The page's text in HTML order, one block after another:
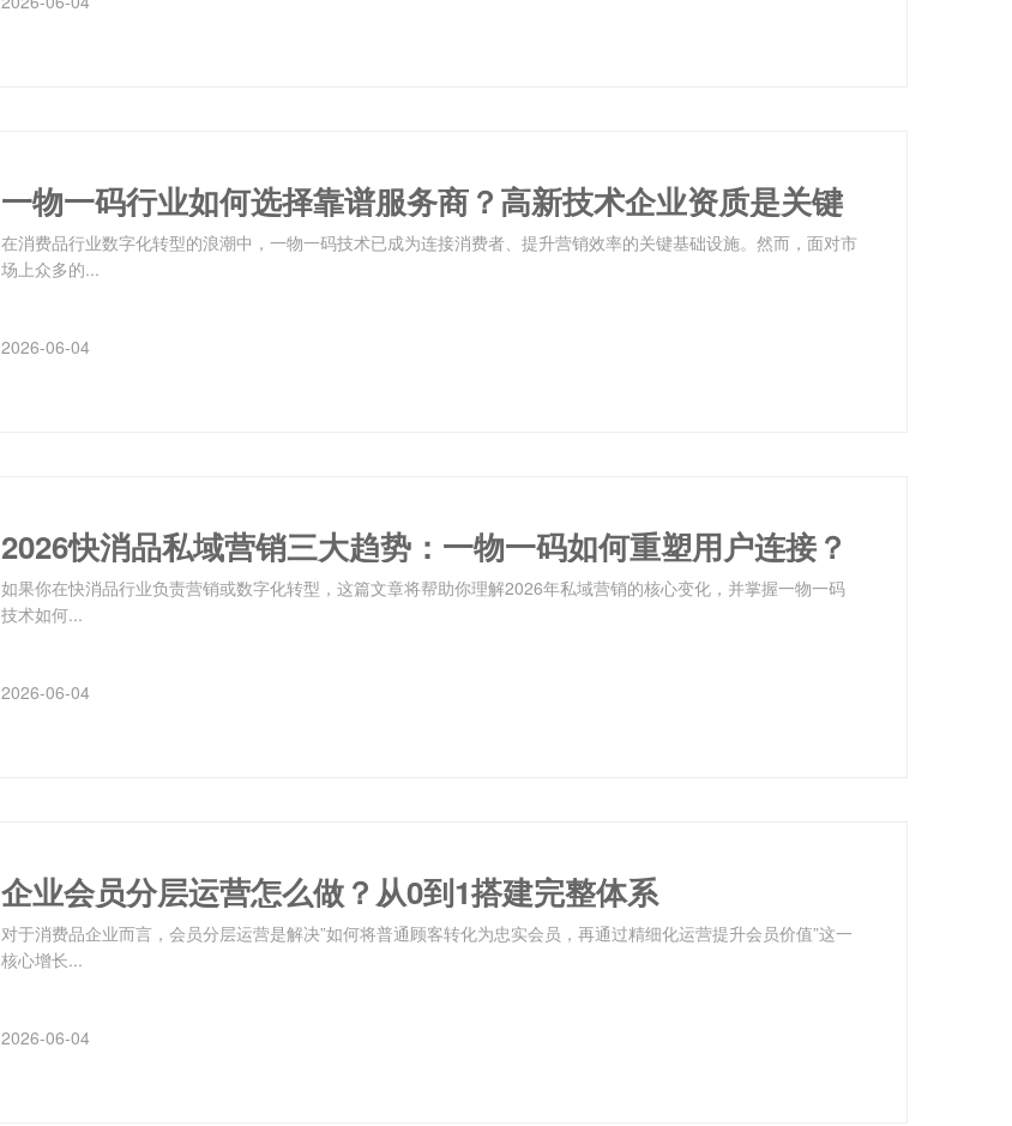
一物一码行业如何选择靠谱服务商？高新技术企业资质是关键
在消费品行业数字化转型的浪潮中，一物一码技术已成为连接消费者、提升营销效率的关键基础设施。然而，面对市
场上众多的...
2026-06-04
2026快消品私域营销三大趋势：一物一码如何重塑用户连接？
如果你在快消品行业负责营销或数字化转型，这篇文章将帮助你理解2026年私域营销的核心变化，并掌握一物一码
技术如何...
2026-06-04
企业会员分层运营怎么做？从0到1搭建完整体系
对于消费品企业而言，会员分层运营是解决”如何将普通顾客转化为忠实会员，再通过精细化运营提升会员价值”这一
核心增长...
2026-06-04